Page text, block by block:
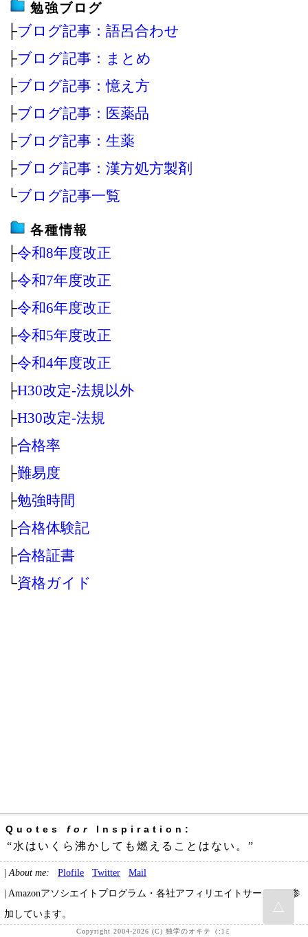
勉強ブログ
├ブログ記事：語呂合わせ
├ブログ記事：まとめ
├ブログ記事：憶え方
├ブログ記事：医薬品
├ブログ記事：生薬
├ブログ記事：漢方処方製剤
└ブログ記事一覧
各種情報
├令和8年度改正
├令和7年度改正
├令和6年度改正
├令和5年度改正
├令和4年度改正
├H30改定‐法規以外
├H30改定‐法規
├合格率
├難易度
├勉強時間
├合格体験記
├合格証書
└資格ガイド
Quotes for Inspiration:
“水はいくら沸かしても燃えることはない。”
| About me: Plofile Twitter
Mail
| Amazonアソシエイトプログラム・各社アフィリエイトサービスに参
加しています。
Copyright 2004-2026 (C) 独学のオキテ（:]ミ